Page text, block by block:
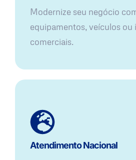
Modernize seu negócio
equipamentos, veículos ou
comerciais.
Atendimento Nacional